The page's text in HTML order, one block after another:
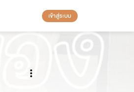
เข้าสู่ระบบ